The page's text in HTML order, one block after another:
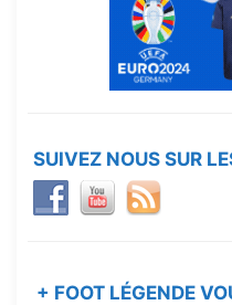
SUIVEZ NOUS SUR
+ FOOT LÉGENDE